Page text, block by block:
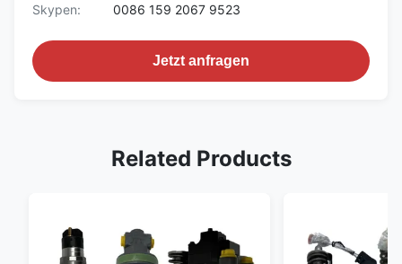
Skypen:
0086 159 2067 9523
Jetzt anfragen
Related Products